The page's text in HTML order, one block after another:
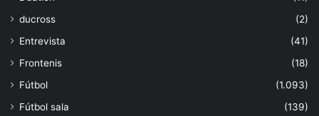
ducross
(2)
Entrevista
(41)
Frontenis
(18)
Fútbol
(1.093)
Fútbol sala
(139)